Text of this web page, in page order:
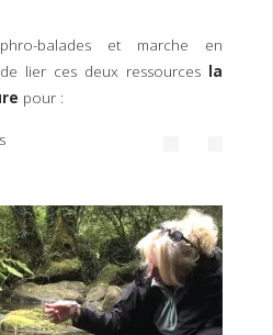
IM
R
balades et marche en
lier ces deux ressources
la
pour :
ses sens